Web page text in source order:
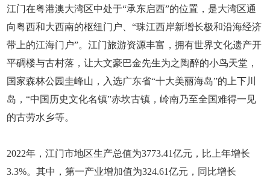
江门在粤港澳大湾区中处于“承东启西”的位置，是大湾区通
向粤西和大西南的枢纽门户、“珠江西岸新增长极和沿海经济
带上的江海门户”。江门旅游资源丰富，拥有世界文化遗产开
平碉楼与古村落，让大文豪巴金先生为之陶醉的小鸟天堂，
国家森林公园圭峰山，入选广东省“十大美丽海岛”的上下川
岛，“中国历史文化名镇”赤坎古镇，岭南乃至全国难得一见
的古劳水乡等。
2022年，江门市地区生产总值为3773.41亿元，比上年增长
3.3%。其中，第一产业增加值为324.61亿元，同比增长